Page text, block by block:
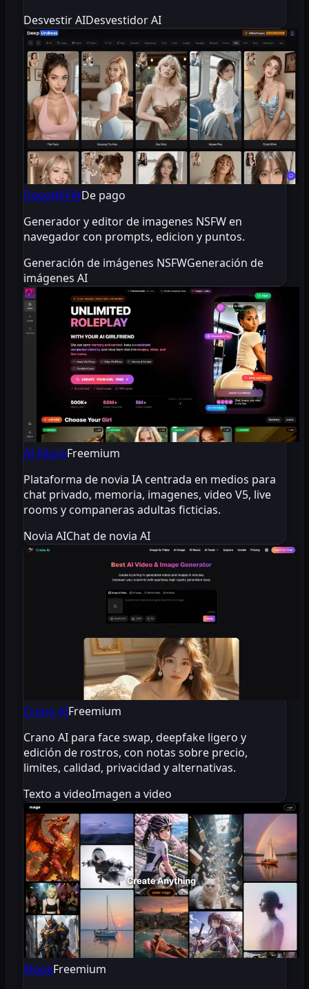
Desvestir AIDesvestidor AI
DeepNSFWDe pago
Generador y editor de imagenes NSFW en
navegador con prompts, edicion y puntos.
Generación de imágenes NSFWGeneración de
imágenes AI
AI AllureFreemium
Plataforma de novia IA centrada en medios para
chat privado, memoria, imagenes, video V5, live
rooms y companeras adultas ficticias.
Novia AIChat de novia AI
Crano AIFreemium
Crano AI para face swap, deepfake ligero y
edición de rostros, con notas sobre precio,
limites, calidad, privacidad y alternativas.
Texto a videoImagen a video
MageFreemium